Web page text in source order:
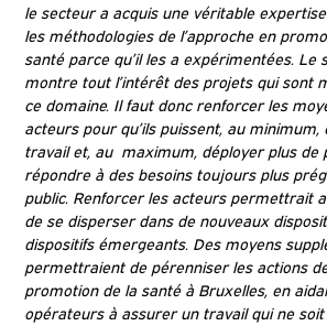
le secteur a acquis une véritable
les méthodologies de l’approche en
santé parce qu’il les a expérimentées. Le
montre tout l’intérêt des projets qui sont
ce domaine. Il faut donc renforcer les
acteurs pour qu’ils puissent, au
travail et, au maximum, déployer plus de
répondre à des besoins toujours plus
public. Renforcer les acteurs permettrait
de se disperser dans de nouveaux
dispositifs émergeants. Des moyens
permettraient de pérenniser les actions
promotion de la santé à Bruxelles, en
opérateurs à assurer un travail qui ne